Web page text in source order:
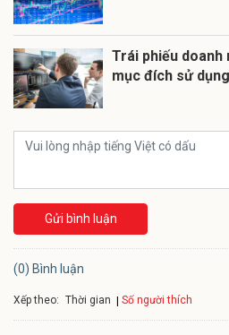
Trái phiếu doanh
mục đích sử
Gửi bình luận
(0) Bình luận
Xếp theo: Thời gian Số người thích